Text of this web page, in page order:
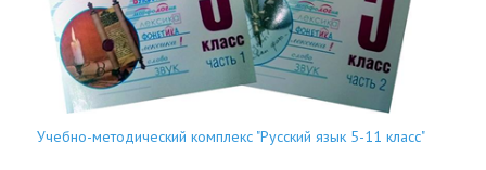
Учебно-методический комплекс "Русский язык 5-11 класс"